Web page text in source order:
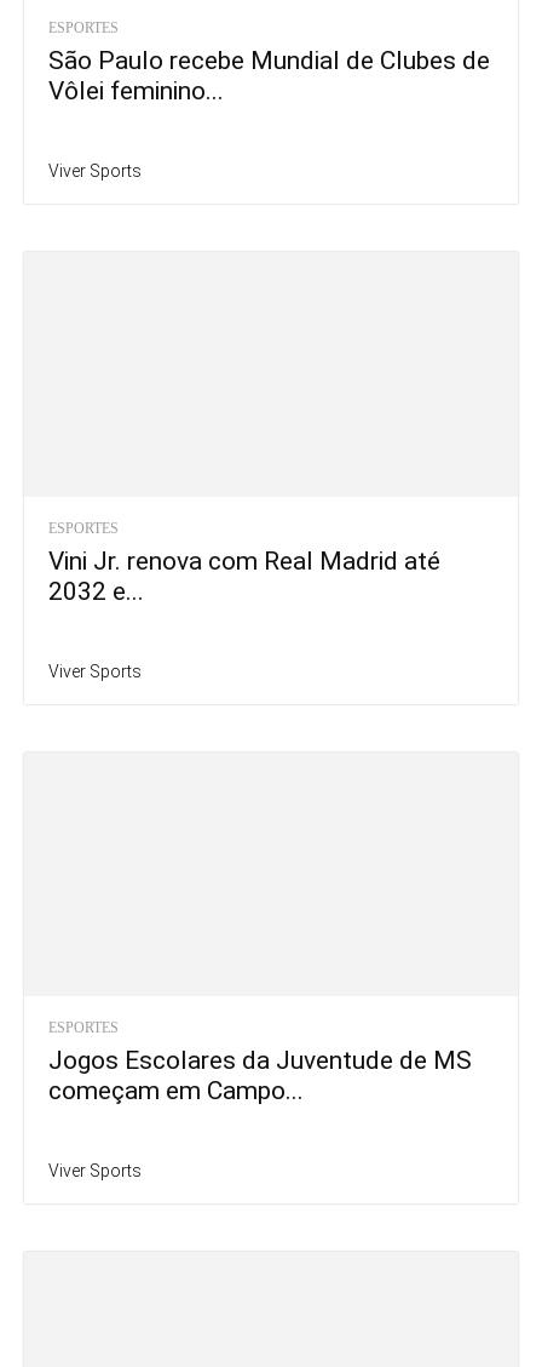
ESPORTES
São Paulo recebe Mundial de Clubes de
Vôlei feminino...
Viver Sports
ESPORTES
Vini Jr. renova com Real Madrid até
2032 e...
Viver Sports
ESPORTES
Jogos Escolares da Juventude de MS
começam em Campo...
Viver Sports